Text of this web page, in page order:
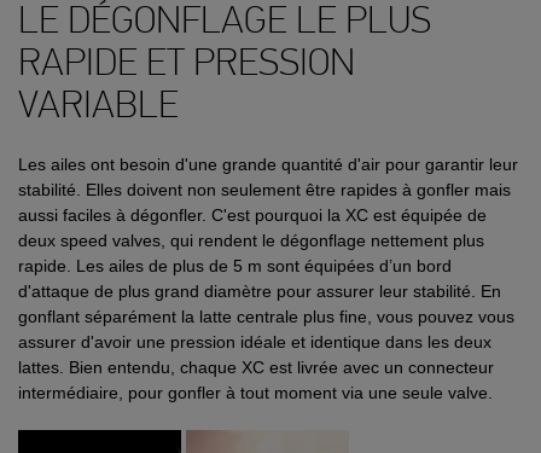
LE DÉGONFLAGE LE PLUS
RAPIDE ET PRESSION
VARIABLE
Les ailes ont besoin d'une grande quantité d'air pour garantir leur
stabilité. Elles doivent non seulement être rapides à gonfler mais
aussi faciles à dégonfler. C'est pourquoi la XC est équipée de
deux speed valves, qui rendent le dégonflage nettement plus
rapide. Les ailes de plus de 5 m sont équipées d’un bord
d'attaque de plus grand diamètre pour assurer leur stabilité. En
gonflant séparément la latte centrale plus fine, vous pouvez vous
assurer d'avoir une pression idéale et identique dans les deux
lattes. Bien entendu, chaque XC est livrée avec un connecteur
intermédiaire, pour gonfler à tout moment via une seule valve.